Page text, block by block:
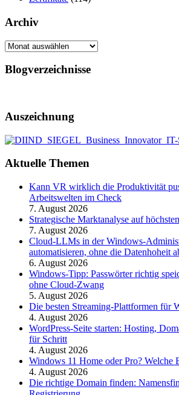
Archiv
Archiv
Blogverzeichnisse
Auszeichnung
Aktuelle Themen
Kann VR wirklich die Produktivität
Arbeitswelten im Check
7. August 2026
Strategische Marktanalyse auf
7. August 2026
Cloud-LLMs in der Windows-
automatisieren, ohne die Datenhoheit
6. August 2026
Windows-Tipp: Passwörter richtig
ohne Cloud-Zwang
5. August 2026
Die besten Streaming-Plattformen für
4. August 2026
WordPress-Seite starten: Hosting,
für Schritt
4. August 2026
Windows 11 Home oder Pro? Welche
4. August 2026
Die richtige Domain finden: